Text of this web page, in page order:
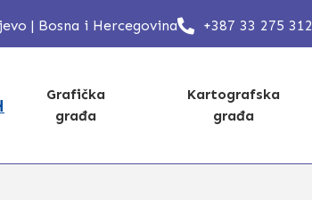
| Bosna i Hercegovina +387 33 275 312
Grafička
građa
Kartografska
građa